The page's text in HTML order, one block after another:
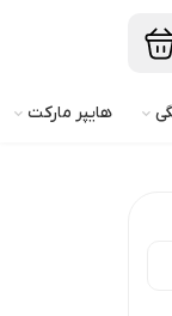
هایپر مارکت